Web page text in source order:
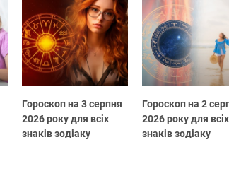
Гороскоп на 3 серпня
2026 року для всіх
знаків зодіаку
Гороскоп на 2
2026 року для всіх
знаків зодіаку